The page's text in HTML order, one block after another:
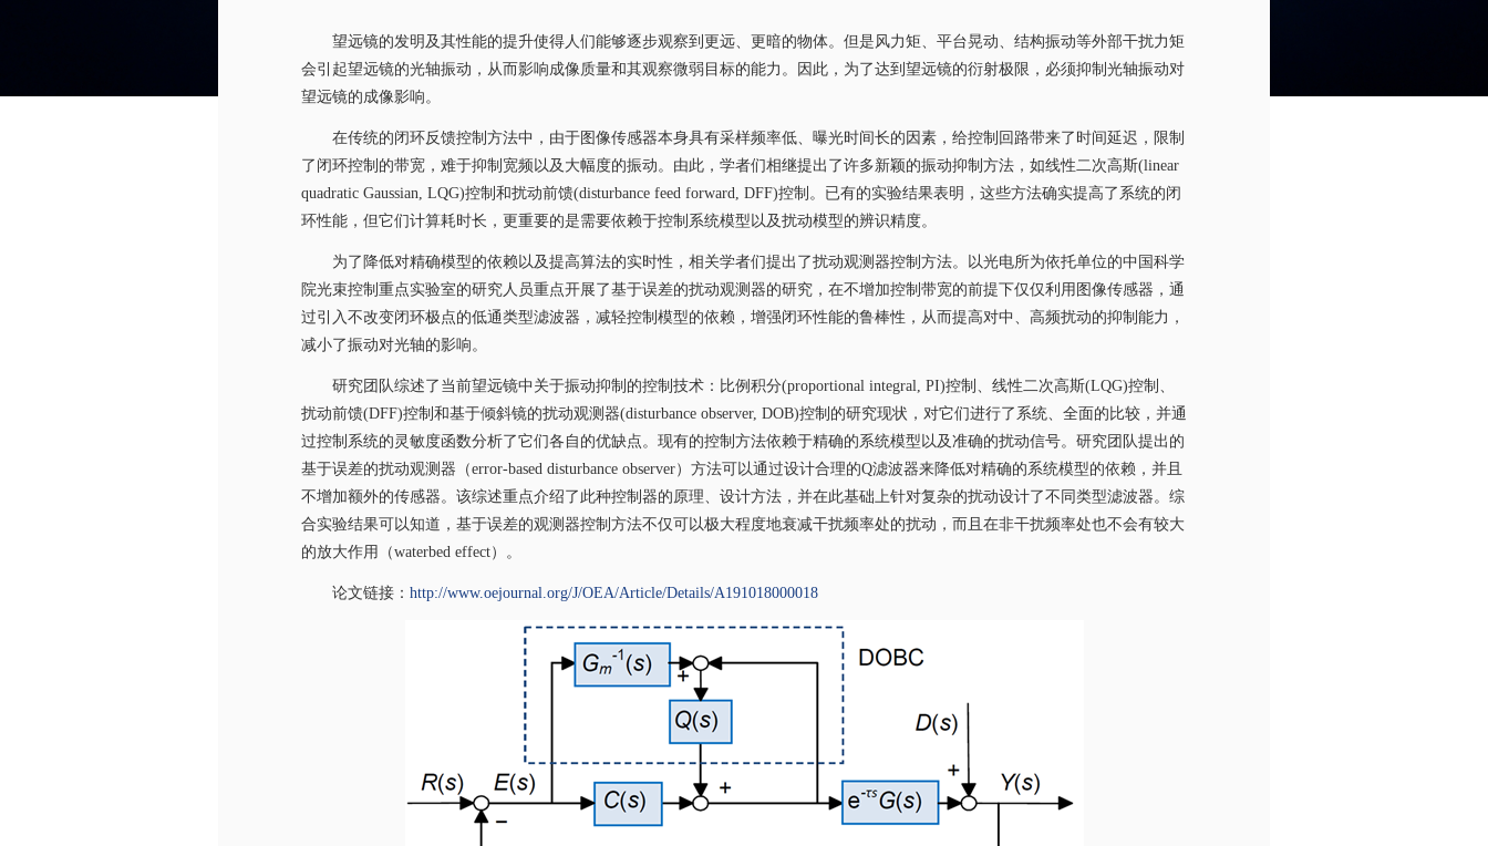
望远镜的发明及其性能的提升使得人们能够逐步观察到更远、更暗的物体。但是风力矩、平台晃动、结构振动等外部干扰力矩
会引起望远镜的光轴振动，从而影响成像质量和其观察微弱目标的能力。因此，为了达到望远镜的衍射极限，必须抑制光轴振动对
望远镜的成像影响。
在传统的闭环反馈控制方法中，由于图像传感器本身具有采样频率低、曝光时间长的因素，给控制回路带来了时间延迟，限制
了闭环控制的带宽，难于抑制宽频以及大幅度的振动。由此，学者们相继提出了许多新颖的振动抑制方法，如线性二次高斯(linear
quadratic Gaussian, LQG)控制和扰动前馈(disturbance feed forward, DFF)控制。已有的实验结果表明，这些方法确实提高了系统的闭
环性能，但它们计算耗时长，更重要的是需要依赖于控制系统模型以及扰动模型的辨识精度。
为了降低对精确模型的依赖以及提高算法的实时性，相关学者们提出了扰动观测器控制方法。以光电所为依托单位的中国科学
院光束控制重点实验室的研究人员重点开展了基于误差的扰动观测器的研究，在不增加控制带宽的前提下仅仅利用图像传感器，通
过引入不改变闭环极点的低通类型滤波器，减轻控制模型的依赖，增强闭环性能的鲁棒性，从而提高对中、高频扰动的抑制能力，
减小了振动对光轴的影响。
研究团队综述了当前望远镜中关于振动抑制的控制技术：比例积分(proportional integral, PI)控制、线性二次高斯(LQG)控制、
扰动前馈(DFF)控制和基于倾斜镜的扰动观测器(disturbance observer, DOB)控制的研究现状，对它们进行了系统、全面的比较，并通
过控制系统的灵敏度函数分析了它们各自的优缺点。现有的控制方法依赖于精确的系统模型以及准确的扰动信号。研究团队提出的
基于误差的扰动观测器（error-based disturbance observer）方法可以通过设计合理的Q滤波器来降低对精确的系统模型的依赖，并且
不增加额外的传感器。该综述重点介绍了此种控制器的原理、设计方法，并在此基础上针对复杂的扰动设计了不同类型滤波器。综
合实验结果可以知道，基于误差的观测器控制方法不仅可以极大程度地衰减干扰频率处的扰动，而且在非干扰频率处也不会有较大
的放大作用（waterbed effect）。
论文链接： http://www.oejournal.org/J/OEA/Article/Details/A191018000018